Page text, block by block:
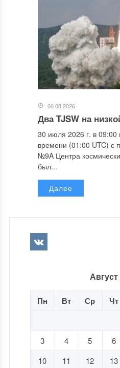
06.08.2026
Два TJSW на
30 июля 2026 г. в 09:00
времени (01:00 UTC) с
№9A Центра
был...
Далее
Пн Вт Ср Чт
3
4 5 6
10
11 12 13